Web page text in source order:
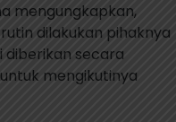
mengungkapkan,
dilakukan pihaknya
diberikan secara
mengikutinya